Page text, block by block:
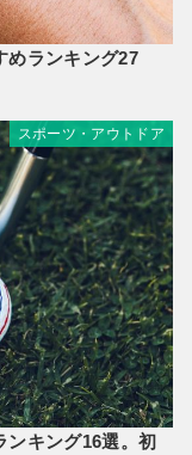
めランキング27
スポーツ・アウトドア
ンキング16選。初